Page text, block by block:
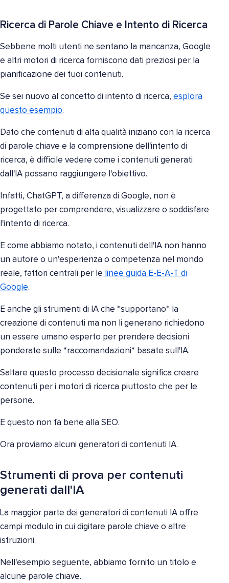
Ricerca di Parole Chiave e Intento di Ricerca
Sebbene molti utenti ne sentano la mancanza, Google
e altri motori di ricerca forniscono dati preziosi per la
pianificazione dei tuoi contenuti.
Se sei nuovo al concetto di intento di ricerca, esplora
questo esempio.
Dato che contenuti di alta qualità iniziano con la ricerca
di parole chiave e la comprensione dell'intento di
ricerca, è difficile vedere come i contenuti generati
dall'IA possano raggiungere l'obiettivo.
Infatti, ChatGPT, a differenza di Google, non è
progettato per comprendere, visualizzare o soddisfare
l'intento di ricerca.
E come abbiamo notato, i contenuti dell'IA non hanno
un autore o un'esperienza o competenza nel mondo
reale, fattori centrali per le linee guida E-E-A-T di
Google.
E anche gli strumenti di IA che *supportano* la
creazione di contenuti ma non li generano richiedono
un essere umano esperto per prendere decisioni
ponderate sulle *raccomandazioni* basate sull'IA.
Saltare questo processo decisionale significa creare
contenuti per i motori di ricerca piuttosto che per le
persone.
E questo non fa bene alla SEO.
Ora proviamo alcuni generatori di contenuti IA.
Strumenti di prova per contenuti
generati dall'IA
La maggior parte dei generatori di contenuti IA offre
campi modulo in cui digitare parole chiave o altre
istruzioni.
Nell'esempio seguente, abbiamo fornito un titolo e
alcune parole chiave.